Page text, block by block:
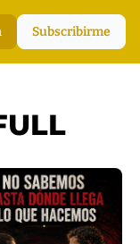
Subscribirme